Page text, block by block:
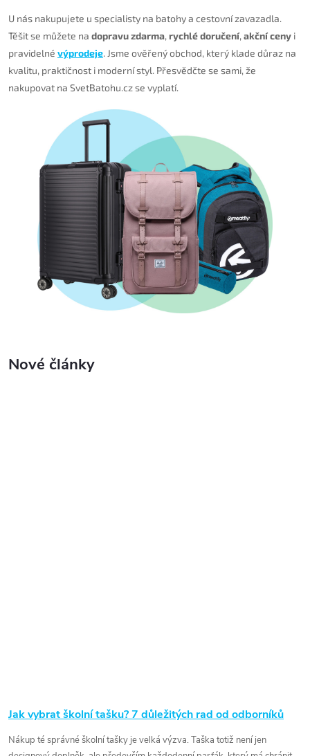
U nás nakupujete u specialisty na batohy a cestovní zavazadla.
Těšit se můžete na dopravu zdarma, rychlé doručení, akční ceny i
pravidelné výprodeje. Jsme ověřený obchod, který klade důraz na
kvalitu, praktičnost i moderní styl. Přesvědčte se sami, že
nakupovat na SvetBatohu.cz se vyplatí.
Nové články
Jak vybrat školní tašku? 7 důležitých rad od odborníků
Nákup té správné školní tašky je velká výzva. Taška totiž není jen